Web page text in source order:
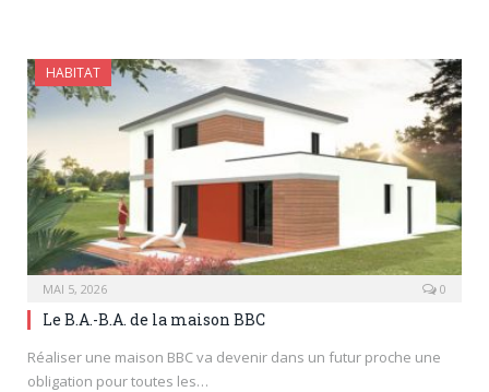
HABITAT
MAI 5, 2026 0
Le B.A.-B.A. de la maison BBC
Réaliser une maison BBC va devenir dans un futur proche une
obligation pour toutes les…